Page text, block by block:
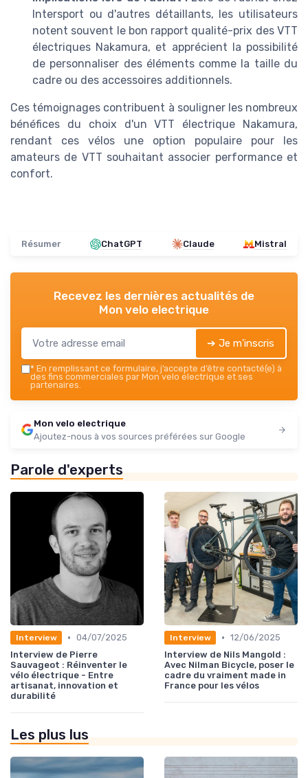
Intersport ou d'autres détaillants, les utilisateurs
notent souvent le bon rapport qualité-prix des VTT
électriques Nakamura, et apprécient la possibilité
de personnaliser des éléments comme la taille du
cadre ou des accessoires additionnels.
Ces témoignages contribuent à souligner les nombreux
bénéfices du choix d'un VTT électrique Nakamura,
rendant ces vélos une option populaire pour les
amateurs de VTT souhaitant associer performance et
confort.
Résumer ChatGPT Claude Mistral
Recevez les dernières actualités de
Mon velo electrique
➔ Je m'inscris
* En remplissant ce formulaire, j’accepte d’être contacté(e) à
des fins commerciales par Mon velo electrique et ses
partenaires.
Mon velo electrique
Ajoutez-nous à vos sources préférées sur Google
Parole d'experts
Interview • 04/07/2025
Interview de Pierre
Sauvageot : Réinventer le
vélo électrique - Entre
artisanat, innovation et
durabilité
Interview • 12/06/2025
Interview de Nils Mangold :
Avec Nilman Bicycle, poser le
cadre du vraiment made in
France pour les vélos
Les plus lus